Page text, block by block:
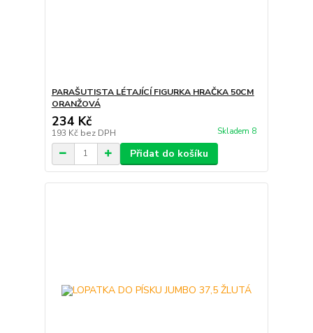
PARAŠUTISTA LÉTAJÍCÍ FIGURKA HRAČKA 50CM
ORANŽOVÁ
234 Kč
193 Kč bez DPH Skladem 8
Přidat do košíku